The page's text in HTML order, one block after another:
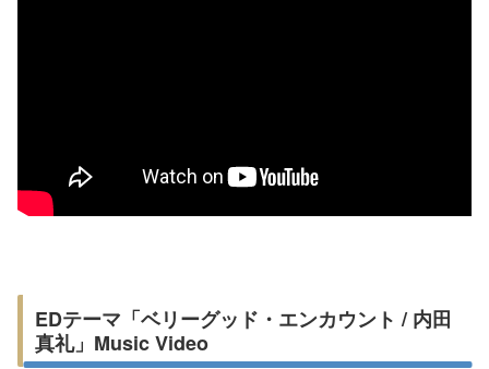
EDテーマ「ベリーグッド・エンカウント / 内田
真礼」Music Video